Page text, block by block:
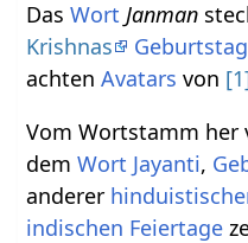
DasWort Janman
Krishnas
Geburtstag
achtenAvatars von
Vom Wortstamm her
demWort Jayanti,
anderer
indischen Feiertage